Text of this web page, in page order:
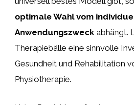
optimale Wahl vom
Anwendungszweck abhängt.
Therapiebälle eine sinnvolle
Gesundheit und Rehabilitation
Physiotherapie.